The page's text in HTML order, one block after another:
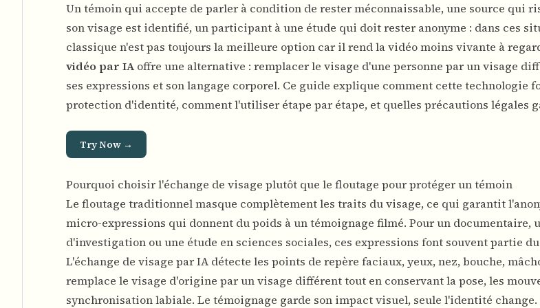
Un témoin qui accepte de parler à condition de rester méconnaissable, une source qui
son visage est identifié, un participant à une étude qui doit rester anonyme : dans ces
classique n'est pas toujours la meilleure option car il rend la vidéo moins vivante à
vidéo par IAoffre une alternative : remplacer le visage d'une personne par un visage
ses expressions et son langage corporel. Ce guide explique comment cette technologie
protection d'identité, comment l'utiliser étape par étape, et quelles précautions légales
Try Now →
Pourquoi choisir l'échange de visage plutôt que le floutage pour protéger un témoin
Le floutage traditionnel masque complètement les traits du visage, ce qui garantit
micro-expressions qui donnent du poids à un témoignage filmé. Pour un documentaire,
d'investigation ou une étude en sciences sociales, ces expressions font souvent partie du
L'échange de visage par IA détecte les points de repère faciaux, yeux, nez, bouche,
remplace le visage d'origine par un visage différent tout en conservant la pose, les
synchronisation labiale. Le témoignage garde son impact visuel, seule l'identité